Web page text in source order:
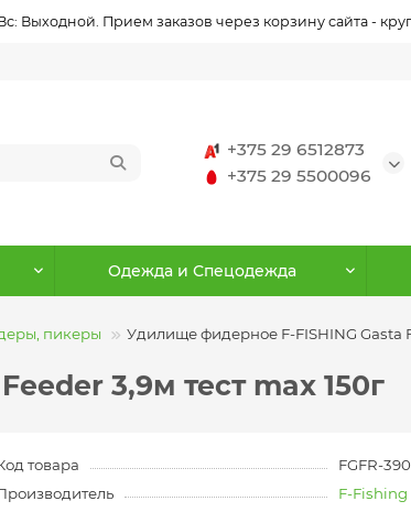
Выходной. Прием заказов через корзину сайта -
+375 29 6512873
+375 29 5500096
Одежда и Спецодежда
пикеры Удилище фидерное F-FISHING Gasta
3,9м тест max 150г
товара
FGFR-390
F-Fishing